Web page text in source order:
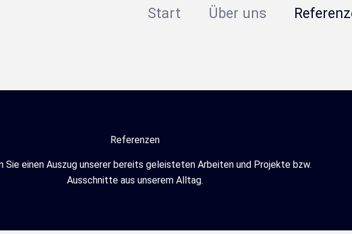
Start Über uns
Referenzen
Sie einen Auszug unserer bereits geleisteten Arbeiten und Projekte bzw.
Ausschnitte aus unserem Alltag.